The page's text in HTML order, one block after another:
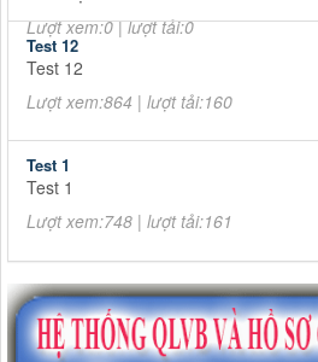
Lượt xem:0 | lượt tải:0
Test 12
Test 12
Lượt xem:864 | lượt tải:160
Test 1
Test 1
Lượt xem:748 | lượt tải:161